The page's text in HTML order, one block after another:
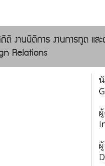
ติ งานนิติการ งานการทูต
Relations